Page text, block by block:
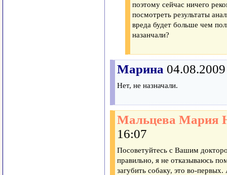
поэтому сейчас ничего
посмотреть результаты
вреда будет больше чем
назанчали?
Марина
Нет, не назначали.
Мальцева Мария
16:07
Посоветуйтесь с Вашим
правильно, я не отказываюсь
загубить собаку, это во-